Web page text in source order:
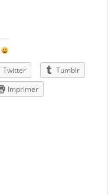
Twitter
Tumblr
Imprimer